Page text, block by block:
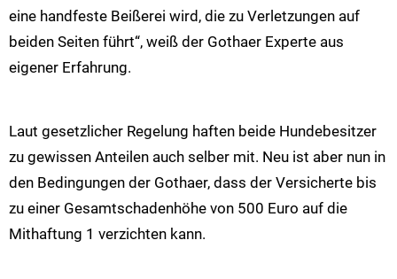
eine handfeste Beißerei wird, die zu Verletzungen auf
beiden Seiten führt“, weiß der Gothaer Experte aus
eigener Erfahrung.
Laut gesetzlicher Regelung haften beide Hundebesitzer
zu gewissen Anteilen auch selber mit. Neu ist aber nun in
den Bedingungen der Gothaer, dass der Versicherte bis
zu einer Gesamtschadenhöhe von 500 Euro auf die
Mithaftung 1 verzichten kann.